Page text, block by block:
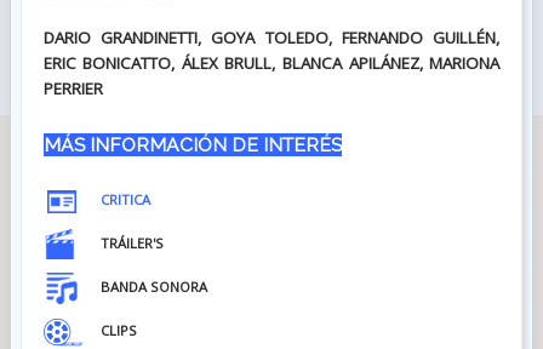
DARIO GRANDINETTI, GOYA TOLEDO, FERNANDO GUILLÉN,
ERIC BONICATTO, ÁLEX BRULL, BLANCA APILÁNEZ, MARIONA
PERRIER
MÁS INFORMACIÓN DE INTERÉS
CRITICA
TRÁILER'S
BANDA SONORA
CLIPS